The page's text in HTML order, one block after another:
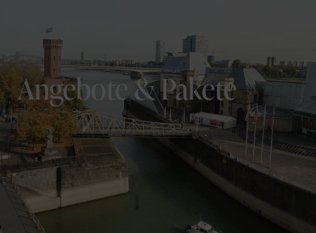
Angebote & Pakete